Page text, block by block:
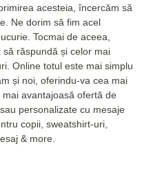
acesteia, încercăm să
Ne dorim să fim acel
Tocmai de aceea,
răspundă și celor mai
Online totul este mai simplu
și noi, oferindu-va cea mai
avantajoasă ofertă de
personalizate cu mesaje
copii, sweatshirt-uri,
& more.